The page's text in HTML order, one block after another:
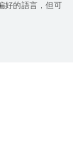
好的語言，但可